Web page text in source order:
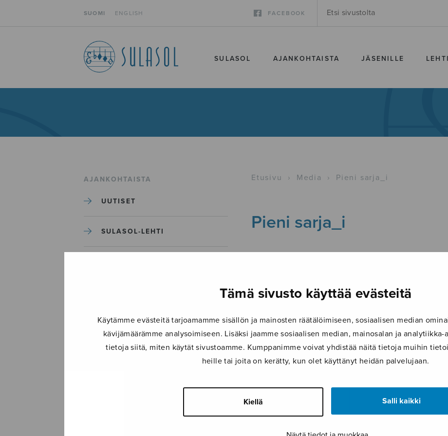
Tämä sivusto käyttää evästeitä
Käytämme evästeitä tarjoamamme sisällön ja mainosten räätälöimiseen, sosiaalisen median
kävijämäärämme analysoimiseen. Lisäksi jaamme sosiaalisen median, mainosalan ja
tietoja siitä, miten käytät sivustoamme. Kumppanimme voivat yhdistää näitä tietoja muihin
heille tai joita on kerätty, kun olet käyttänyt heidän palvelujaan.
Kiellä Salli kaikki
SUOMI ENGLISH FACEBOOK
SULASOL AJANKOHTAISTA JÄSENILLE LEHTI
AJANKOHTAISTA
UUTISET
SULASOL-LEHTI
TAPAHTUMAT
ILMOITA TAPAHTUMA
Etusivu › Media › Pieni sarja_i
Pieni sarja_i